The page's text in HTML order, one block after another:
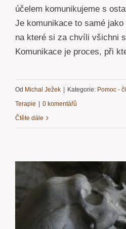
účelem komunikujeme s
Je komunikace to samé
na které si za chvíli všichni
Komunikace je proces, při
Od Michal Ježek | Kategorie: Pomoc -
Terapie | 0 komentářů
Čtěte dále